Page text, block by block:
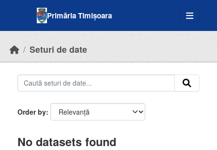
Primăria Timișoara
Seturi de date
Order by
No datasets found